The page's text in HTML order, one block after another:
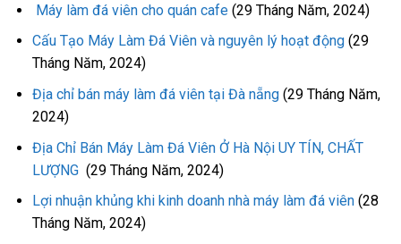
Máy làm đá viên cho quán cafe (29 Tháng Năm, 2024)
Cấu Tạo Máy Làm Đá Viên và nguyên lý hoạt động (29
Tháng Năm, 2024)
Địa chỉ bán máy làm đá viên tại Đà nẵng (29 Tháng Năm,
2024)
Địa Chỉ Bán Máy Làm Đá Viên Ở Hà Nội UY TÍN, CHẤT
LƯỢNG (29 Tháng Năm, 2024)
Lợi nhuận khủng khi kinh doanh nhà máy làm đá viên (28
Tháng Năm, 2024)